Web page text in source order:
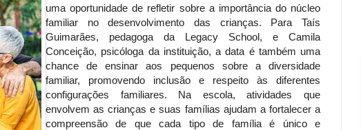
uma oportunidade de refletir sobre a importância do núcleo
familiar no desenvolvimento das crianças. Para Taís
Guimarães, pedagoga da Legacy School, e Camila
Conceição, psicóloga da instituição, a data é também uma
chance de ensinar aos pequenos sobre a diversidade
familiar, promovendo inclusão e respeito às diferentes
configurações familiares. Na escola, atividades que
envolvem as crianças e suas famílias ajudam a fortalecer a
compreensão de que cada tipo de família é único e